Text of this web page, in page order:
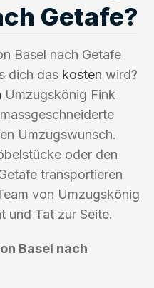
Getafe?
Basel nach Getafe
dich das kosten wird?
Umzugskönig Fink
Umzugswunsch.
oder den
transportieren
von Umzugskönig
und Tat zur Seite.
Basel nach